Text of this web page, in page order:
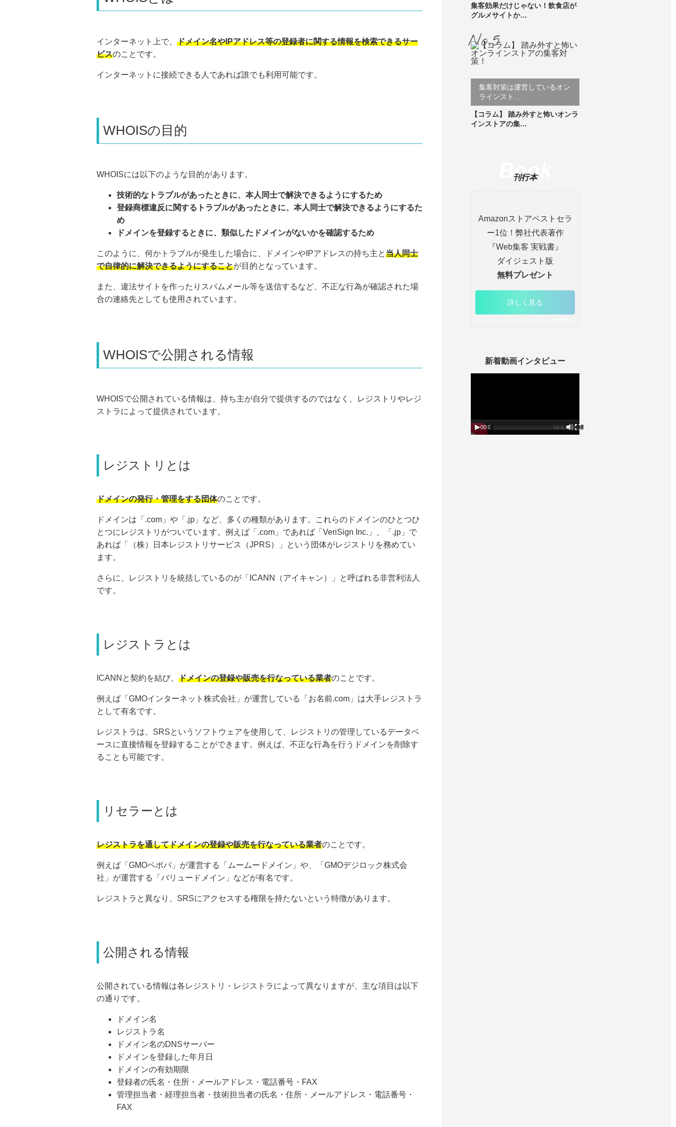
インターネット上で、 ドメイン名やIPアドレス等の登録者に関する情報を検索できるサー
ビスのことです。
インターネットに接続できる人であれば誰でも利用可能です。
WHOISの目的
WHOISには以下のような目的があります。
技術的なトラブルがあったときに、本人同士で解決できるようにするため
登録商標違反に関するトラブルがあったときに、本人同士で解決できるようにするた
め
ドメインを登録するときに、類似したドメインがないかを確認するため
このように、何かトラブルが発生した場合に、ドメインやIPアドレスの持ち主と当人同士
で自律的に解決できるようにすることが目的となっています。
また、違法サイトを作ったりスパムメール等を送信するなど、不正な行為が確認された場
合の連絡先としても使用されています。
WHOISで公開される情報
WHOISで公開されている情報は、持ち主が自分で提供するのではなく、レジストリやレジ
ストラによって提供されています。
レジストリとは
ドメインの発行・管理をする団体のことです。
ドメインは「.com」や「.jp」など、多くの種類があります。これらのドメインのひとつひ
とつにレジストリがついています。例えば「.com」であれば「 VeriSign Inc. 」、「.jp」で
あれば「（株）日本レジストリサービス（JPRS）」という団体がレジストリを務めてい
ます。
さらに、レジストリを統括しているのが「ICANN（アイキャン）」と呼ばれる非営利法人
です。
レジストラとは
ICANNと契約を結び、 ドメインの登録や販売を行なっている業者のことです。
例えば「GMOインターネット株式会社」が運営している「お名前.com」は大手レジストラ
として有名です。
レジストラは、SRSというソフトウェアを使用して、レジストリの管理しているデータベ
ースに直接情報を登録することができます。例えば、不正な行為を行うドメインを削除す
ることも可能です。
リセラーとは
レジストラを通してドメインの登録や販売を行なっている業者のことです。
例えば「GMOペポパ」が運営する「ムームードメイン」や、「GMOデジロック株式会
社」が運営する「バリュードメイン」などが有名です。
レジストラと異なり、SRSにアクセスする権限を持たないという特徴があります。
公開される情報
公開されている情報は各レジストリ・レジストラによって異なりますが、主な項目は以下
の通りです。
ドメイン名
レジストラ名
ドメイン名のDNSサーバー
ドメインを登録した年月日
ドメインの有効期限
登録者の氏名・住所・メールアドレス・電話番号・FAX
管理担当者・経理担当者・技術担当者の氏名・住所・メールアドレス・電話番号・
FAX
集客効果だけじゃない！飲食店が
グルメサイトか…
集客対策は運営しているオン
ラインスト…
【コラム】 踏み外すと怖いオンラ
インストアの集…
刊行本
Book
Amazonストアベストセラ
ー1位！弊社代表著作
『Web集客 実戦書』
ダイジェスト版
無料プレゼント
詳しく見る
新着動画インタビュー
動
00:00 04:45